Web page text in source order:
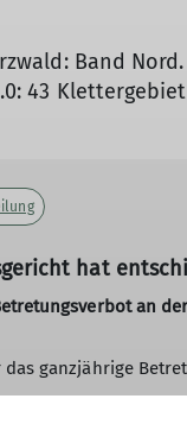
Band
43
hat
an
ganzjährige